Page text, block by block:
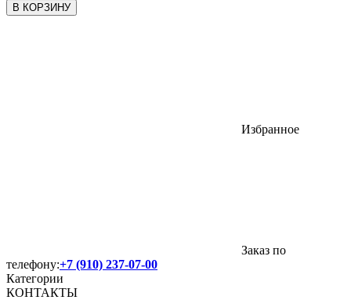
В КОРЗИНУ
Избранное
Заказ по
телефону:+7 (910) 237-07-00
Категории
КОНТАКТЫ